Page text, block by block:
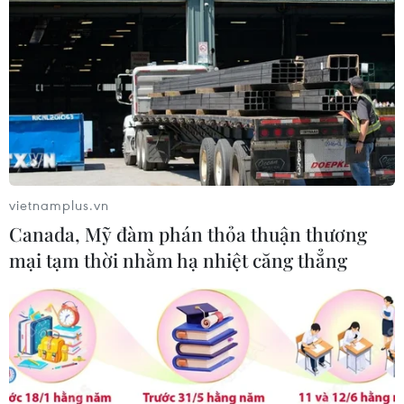
Mỹ thu hồi gần 1,6 triệu quả trứng do
nguy cơ nhiễm khuẩn Salmonella
24/07/2026 05:34
Venezuela ghi nhận 3 ca tử vong do
virus Hanta
22/07/2026 06:57
Sản phụ ở Australia sinh 4 bé gái
cùng trứng theo cách hoàn toàn tự
nhiên
22/07/2026 06:38
vietnamplus.vn
Canada, Mỹ đàm phán thỏa thuận thương
mại tạm thời nhằm hạ nhiệt căng thẳng